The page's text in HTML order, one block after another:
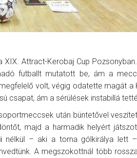
Attract-Kerobaj Cup
futballt mutatott be, ám a
volt, végig odatette magát a
csapat, ám a sérülések instabillá
után büntetővel
majd a harmadik helyért
nélkül – aki a torna gólkirálya lett
A megszokottnál több